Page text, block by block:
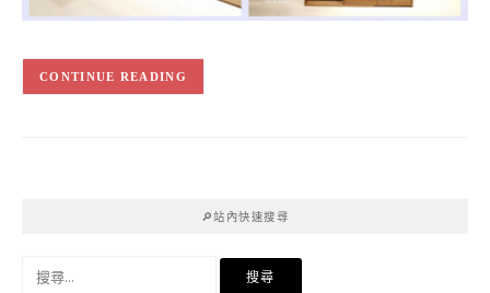
CONTINUE READING
🔎站內快速搜尋